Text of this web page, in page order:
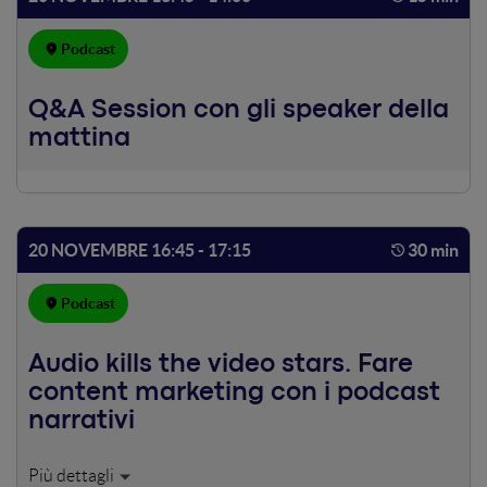
contenuto audio? Con quali strategie e perché? Studiamo
da vicino un esempio pratico: il caso del branded podcast
Podcast
Q&A Session con gli speaker della
mattina
20 NOVEMBRE 16:45 - 17:15 30 min
Podcast
Audio kills the video stars. Fare
content marketing con i podcast
narrativi
Cosa è davvero un branded podcast e cosa non lo è, 10